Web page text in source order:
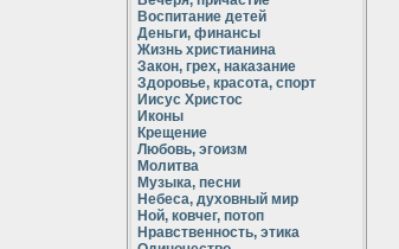
Воспитание детей
Деньги, финансы
Жизнь христианина
Закон, грех, наказание
Здоровье, красота, спорт
Иисус Христос
Иконы
Крещение
Любовь, эгоизм
Молитва
Музыка, песни
Небеса, духовный мир
Ной, ковчег, потоп
Нравственность, этика